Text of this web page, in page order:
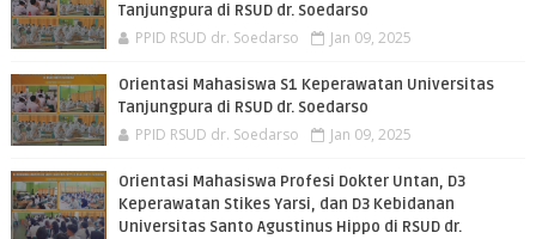
Tanjungpura di RSUD dr. Soedarso
PPID RSUD dr. Soedarso Jan 09, 2025
Orientasi Mahasiswa S1 Keperawatan Universitas
Tanjungpura di RSUD dr. Soedarso
PPID RSUD dr. Soedarso Jan 09, 2025
Orientasi Mahasiswa Profesi Dokter Untan, D3
Keperawatan Stikes Yarsi, dan D3 Kebidanan
Universitas Santo Agustinus Hippo di RSUD dr.